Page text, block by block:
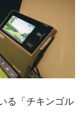
る「チキンゴル